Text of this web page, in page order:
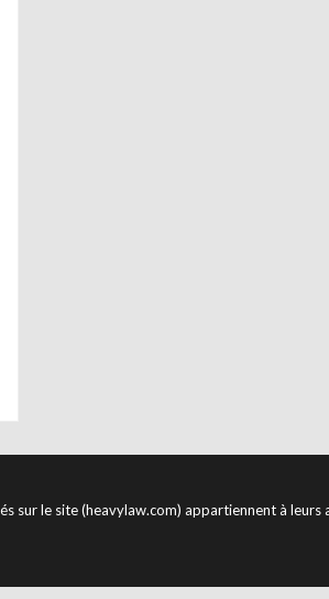
sur le site (heavylaw.com) appartiennent à leurs